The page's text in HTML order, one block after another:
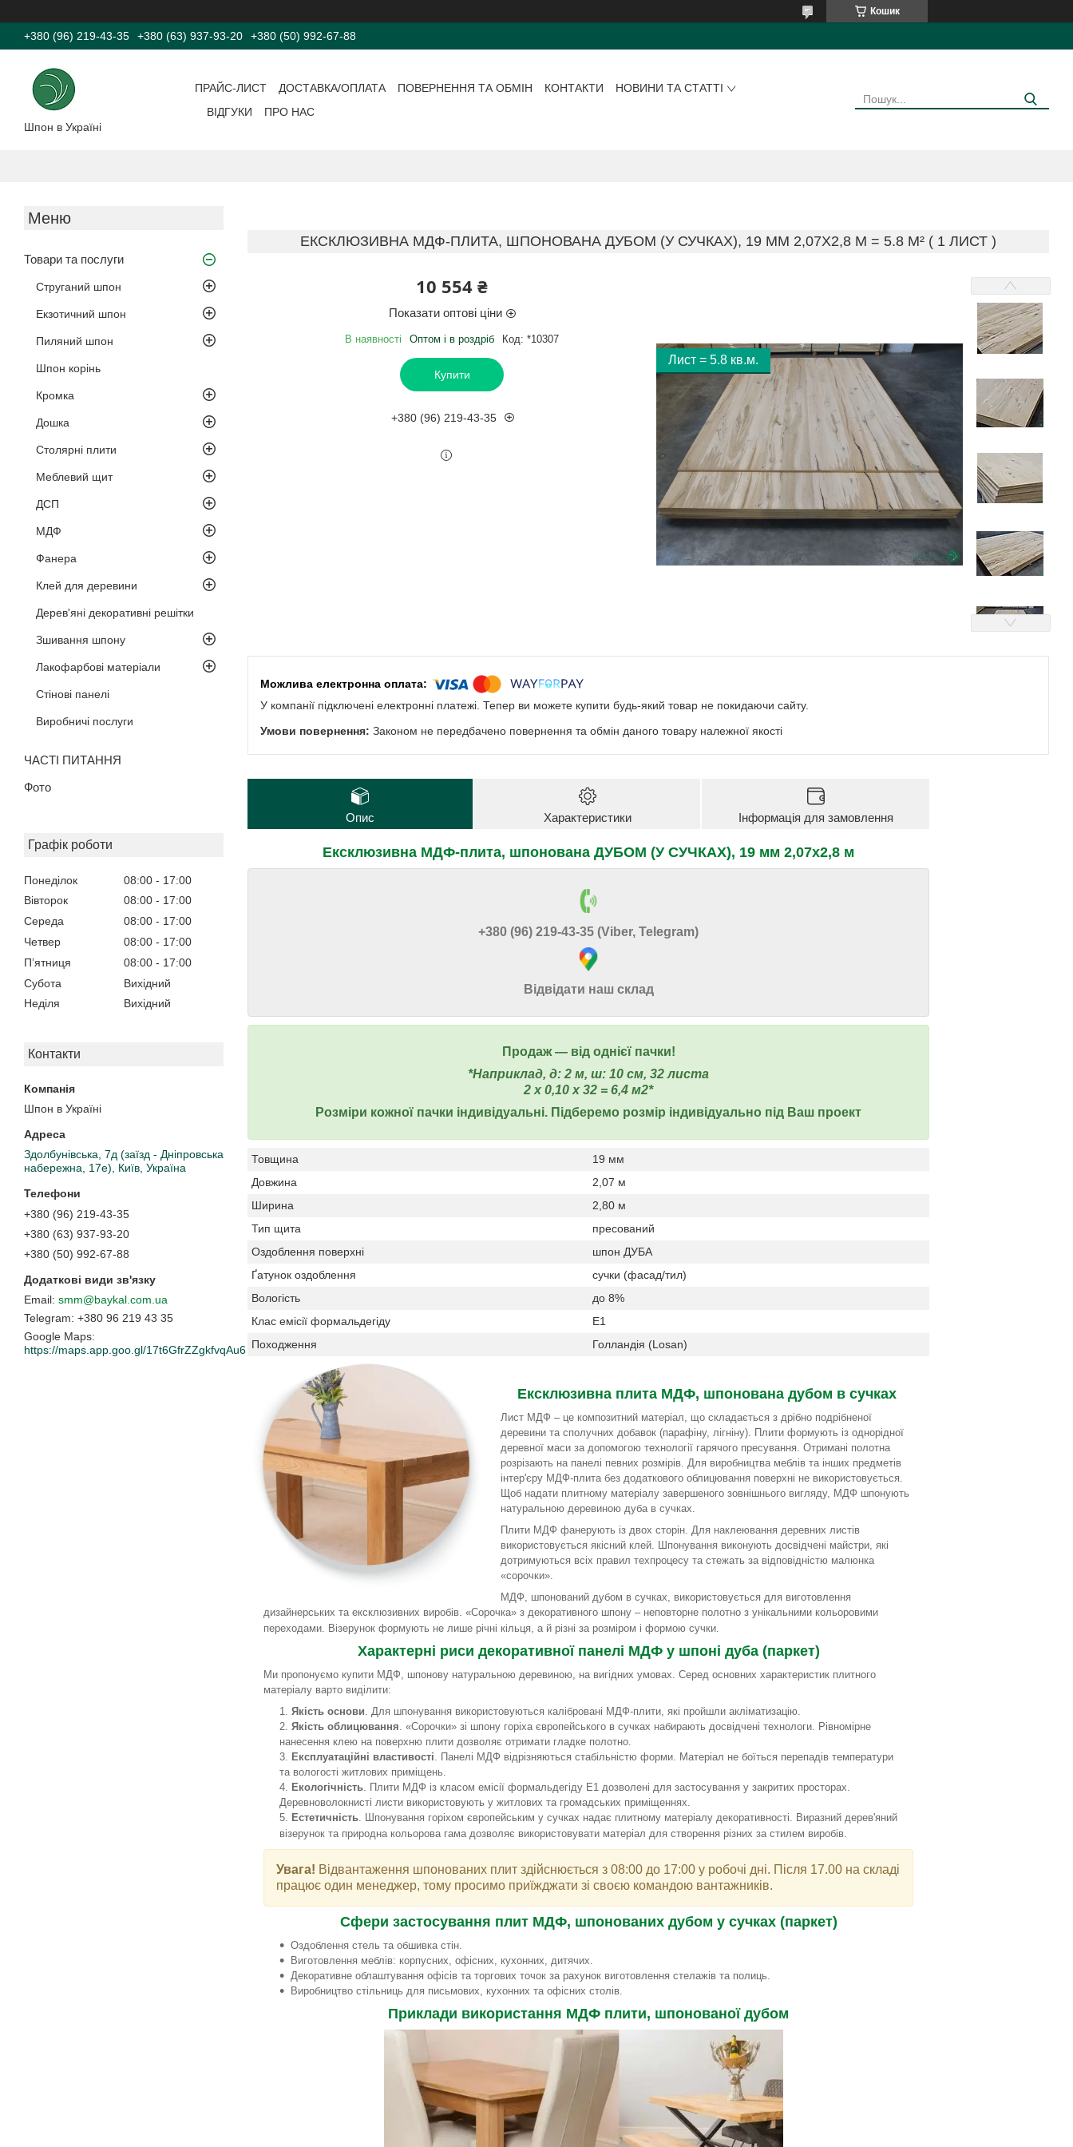
Кошик
+380 (96) 219-43-35 +380 (63) 937-93-20 +380 (50) 992-67-88
Шпон в Україні
ПРАЙС-ЛИСТ ДОСТАВКА/ОПЛАТА ПОВЕРНЕННЯ ТА ОБМІН КОНТАКТИ
НОВИНИ ТА СТАТТІ
ВІДГУКИ
ПРО НАС
Товари та послуги
Струганий шпон
Екзотичний шпон
Пиляний шпон
Шпон корінь
Кромка
Дошка
Столярні плити
Меблевий щит
ДСП
МДФ
Фанера
Клей для деревини
Дерев'яні декоративні решітки
Зшивання шпону
Лакофарбові матеріали
Стінові панелі
Виробничі послуги
ЧАСТІ ПИТАННЯ
Фото
Графік роботи
Понеділок 08:00
17:00
Вівторок
08:00
17:00
Середа
08:00
17:00
Четвер
08:00
17:00
Пʼятниця
08:00
17:00
Субота
Вихідний
Неділя
Вихідний
Контакти
Шпон в Україні
Здолбунівська, 7д (заїзд - Дніпровська
набережна, 17е), Київ, Україна
+380 (96) 219-43-35
+380 (63) 937-93-20
+380 (50) 992-67-88
smm@baykal.com.ua
+380 96 219 43 35
Google Maps
https://maps.app.goo.gl/17t6GfrZZgkfvqAu6
ЕКСКЛЮЗИВНА МДФ-ПЛИТА, ШПОНОВАНА ДУБОМ (У СУЧКАХ), 19 ММ 2,07X2,8 М = 5.8 М² ( 1 ЛИСТ )
10 554 ₴
Показати оптові ціни
В наявності Оптом і в роздріб Код: *10307
Купити
+380 (96) 219-43-35
Лист = 5.8 кв.м.
У компанії підключені електронні платежі. Тепер ви можете купити будь-який товар не покидаючи сайту.
Законом не передбачено повернення та обмін даного товару належної якості
Опис Характеристики Інформація для замовлення
Ексклюзивна МДФ-плита, шпонована ДУБОМ (У СУЧКАХ), 19 мм 2,07x2,8 м
+380 (96) 219-43-35 (Viber, Telegram)
Відвідати наш склад
Продаж ― від однієї пачки!
*Наприклад, д: 2 м, ш: 10 см, 32 листа
2 х 0,10 х 32 = 6,4 м2*
Розміри кожної пачки індивідуальні. Підберемо розмір індивідуально під Ваш проект
Товщина
19 мм
Довжина
2,07 м
Ширина
2,80 м
Тип щита
пресований
Оздоблення поверхні
шпон ДУБА
Ґатунок оздоблення
сучки (фасад/тил)
Вологість
до 8%
Клас емісії формальдегіду
Е1
Походження
Голландія (Losan)
Ексклюзивна плита МДФ, шпонована дубом в сучках
Лист МДФ – це композитний матеріал, що складається з дрібно подрібненої
деревини та сполучних добавок (парафіну, лігніну). Плити формують із однорідної
деревної маси за допомогою технології гарячого пресування. Отримані полотна
розрізають на панелі певних розмірів. Для виробництва меблів та інших предметів
інтер'єру МДФ-плита без додаткового облицювання поверхні не використовується.
Щоб надати плитному матеріалу завершеного зовнішнього вигляду, МДФ шпонують
натуральною деревиною дуба в сучках.
Плити МДФ фанерують із двох сторін. Для наклеювання деревних листів
використовується якісний клей. Шпонування виконують досвідчені майстри, які
дотримуються всіх правил техпроцесу та стежать за відповідністю малюнка
«сорочки».
МДФ, шпонований дубом в сучках, використовується для виготовлення
дизайнерських та ексклюзивних виробів. «Сорочка» з декоративного шпону – неповторне полотно з унікальними кольоровими
переходами. Візерунок формують не лише річні кільця, а й різні за розміром і формою сучки.
Характерні риси декоративної панелі МДФ у шпоні дуба (паркет)
Ми пропонуємо купити МДФ, шпонову натуральною деревиною, на вигідних умовах. Серед основних характеристик плитного
матеріалу варто виділити:
Якість основи. Для шпонування використовуються калібровані МДФ-плити, які пройшли акліматизацію.
Якість облицювання. «Сорочки» зі шпону горіха європейського в сучках набирають досвідчені технологи. Рівномірне
нанесення клею на поверхню плити дозволяє отримати гладке полотно.
Експлуатаційні властивості. Панелі МДФ відрізняються стабільністю форми. Матеріал не боїться перепадів температури
та вологості житлових приміщень.
Екологічність. Плити МДФ із класом емісії формальдегіду Е1 дозволені для застосування у закритих просторах.
Деревноволокнисті листи використовують у житлових та громадських приміщеннях.
Естетичність. Шпонування горіхом європейським у сучках надає плитному матеріалу декоративності. Виразний дерев'яний
візерунок та природна кольорова гама дозволяє використовувати матеріал для створення різних за стилем виробів.
Увага! Відвантаження шпонованих плит здійснюється з 08:00 до 17:00 у робочі дні. Після 17.00 на складі
працює один менеджер, тому просимо приїжджати зі своєю командою вантажників.
Сфери застосування плит МДФ, шпонованих дубом у сучках (паркет)
Оздоблення стель та обшивка стін.
Виготовлення меблів: корпусних, офісних, кухонних, дитячих.
Декоративне облаштування офісів та торгових точок за рахунок виготовлення стелажів та полиць.
Виробництво стільниць для письмових, кухонних та офісних столів.
Приклади використання МДФ плити, шпонованої дубом